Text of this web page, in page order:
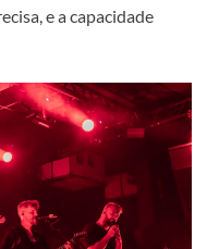
e a capacidade